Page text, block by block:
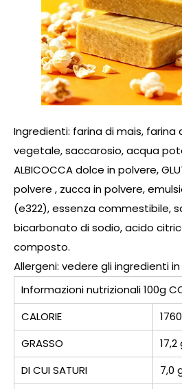
Ingredienti: farina di mais, farina
vegetale, saccarosio, acqua
ALBICOCCA dolce in polvere,
polvere , zucca in polvere,
(e322), essenza commestibile,
bicarbonato di sodio, acido
composto.
Allergeni: vedere gli ingredienti in
Informazioni nutrizionali 100g
CALORIE
GRASSO
17,2
DI CUI SATURI
7,0